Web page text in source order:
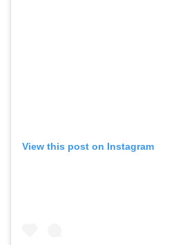
View this post on Instagram